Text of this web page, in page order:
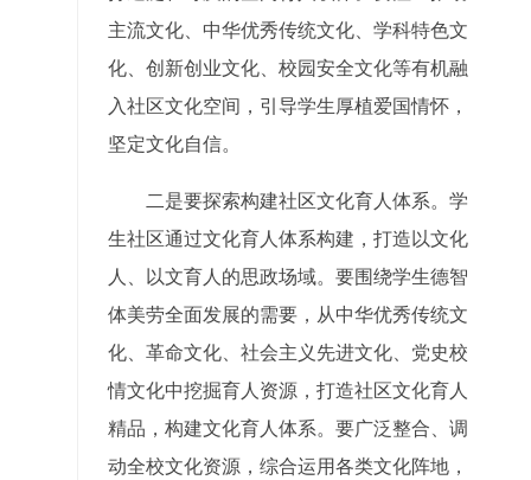
主流文化、中华优秀传统文化、学科特色文
化、创新创业文化、校园安全文化等有机融
入社区文化空间，引导学生厚植爱国情怀，
坚定文化自信。
二是要探索构建社区文化育人体系。学
生社区通过文化育人体系构建，打造以文化
人、以文育人的思政场域。要围绕学生德智
体美劳全面发展的需要，从中华优秀传统文
化、革命文化、社会主义先进文化、党史校
情文化中挖掘育人资源，打造社区文化育人
精品，构建文化育人体系。要广泛整合、调
动全校文化资源，综合运用各类文化阵地，